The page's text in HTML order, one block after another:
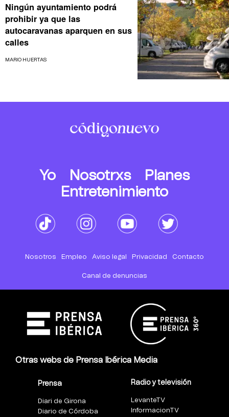
Ningún ayuntamiento podrá
prohibir ya que las
autocaravanas aparquen en sus
calles
MARIO HUERTAS
Yo Nosotrxs
Planes
Entretenimiento
Nosotros Empleo Aviso legal Privacidad Contacto
Canal de denuncias
Otras webs de Prensa Ibérica Media
Prensa
Diari de Girona
Diario de Córdoba
Radio y televisión
LevanteTV
InformacionTV